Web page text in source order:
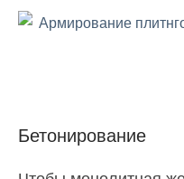
Бетонирование